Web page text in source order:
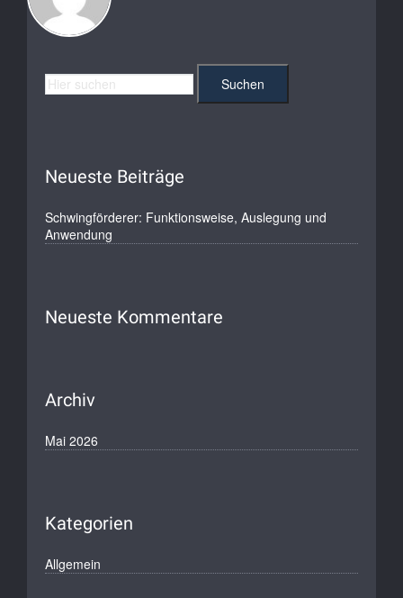
Neueste Beiträge
Schwingförderer: Funktionsweise, Auslegung und
Anwendung
Neueste Kommentare
Archiv
Mai 2026
Kategorien
Allgemein